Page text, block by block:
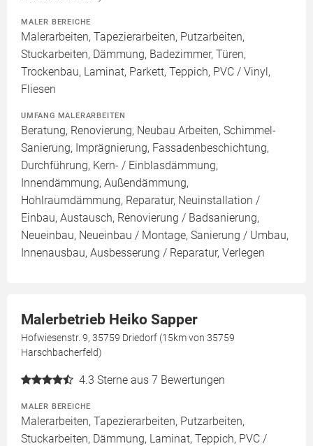
MALER BEREICHE
Malerarbeiten, Tapezierarbeiten, Putzarbeiten,
Stuckarbeiten, Dämmung, Badezimmer, Türen,
Trockenbau, Laminat, Parkett, Teppich, PVC / Vinyl,
Fliesen
UMFANG MALERARBEITEN
Beratung, Renovierung, Neubau Arbeiten, Schimmel-
Sanierung, Imprägnierung, Fassadenbeschichtung,
Durchführung, Kern- / Einblasdämmung,
Innendämmung, Außendämmung,
Hohlraumdämmung, Reparatur, Neuinstallation /
Einbau, Austausch, Renovierung / Badsanierung,
Neueinbau, Neueinbau / Montage, Sanierung / Umbau,
Innenausbau, Ausbesserung / Reparatur, Verlegen
Malerbetrieb Heiko Sapper
Hofwiesenstr. 9, 35759 Driedorf (15km von 35759
Harschbacherfeld)
4.3 Sterne aus 7 Bewertungen
MALER BEREICHE
Malerarbeiten, Tapezierarbeiten, Putzarbeiten,
Stuckarbeiten, Dämmung, Laminat, Teppich, PVC /